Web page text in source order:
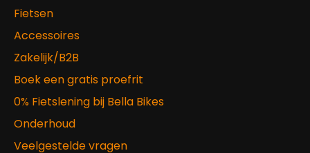
Fietsen
Accessoires
Zakelijk/B2B
Boek een gratis proefrit
0% Fietslening bij Bella Bikes
Onderhoud
Veelgestelde vragen